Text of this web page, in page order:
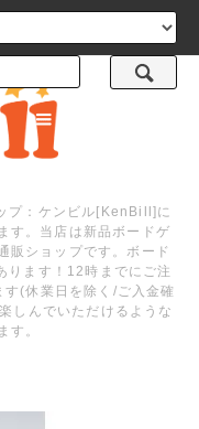
メニュー
プ：ケンビル[KenBill]に
す。当店は新品ボードゲ
販ショップです。ボード
ります！12時までにご注
(休業日を除く/ご入金確
しんでいただけるような
す。